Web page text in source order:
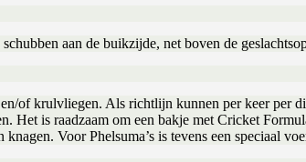
aan de buikzijde, net boven de
of krulvliegen. Als richtlijn kunnen per keer per
Het is raadzaam om een bakje met Cricket
Voor Phelsuma’s is tevens een speciaal